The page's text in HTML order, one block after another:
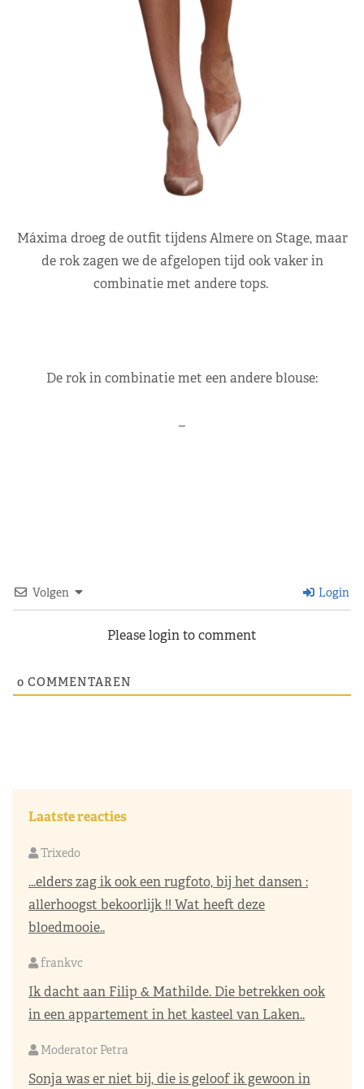
Máxima droeg de outfit tijdens Almere on Stage, maar
de rok zagen we de afgelopen tijd ook vaker in
combinatie met andere tops.
De rok in combinatie met een andere blouse:
–
Volgen Login
Please login to comment
0 COMMENTAREN
Laatste reacties
Trixedo
...elders zag ik ook een rugfoto, bij het dansen :
allerhoogst bekoorlijk !! Wat heeft deze
bloedmooie..
frankvc
Ik dacht aan Filip & Mathilde. Die betrekken ook
in een appartement in het kasteel van Laken..
Moderator Petra
Sonja was er niet bij, die is geloof ik gewoon in